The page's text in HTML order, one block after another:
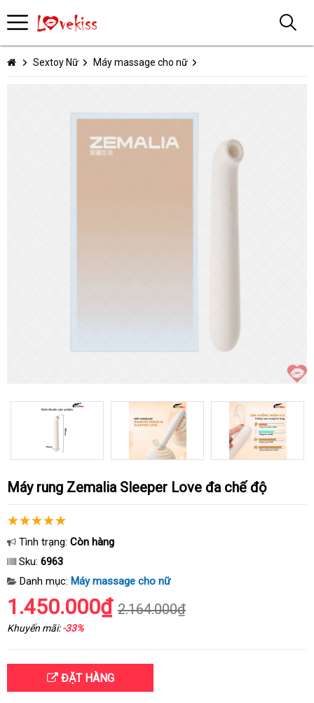
Sextoy Nữ Máy massage cho nữ
Máy rung Zemalia Sleeper Love đa chế độ
Tình trạng: Còn hàng
Sku: 6963
Danh mục: Máy massage cho nữ
1.450.000₫ 2.164.000₫
Khuyến mãi:-33%
ĐẶT HÀNG